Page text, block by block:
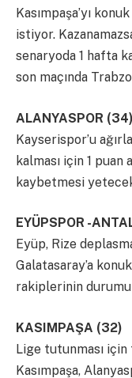
Kasımpaşa’yı
istiyor.
senaryoda 1 hafta
son maçında
ALANYASPOR (34)
Kayserispor’u
kalması için 1
kaybetmesi
EYÜPSPOR -
Eyüp, Rize
Galatasaray’a
rakiplerinin
KASIMPAŞA (32)
Lige tutunması
Kasımpaşa,